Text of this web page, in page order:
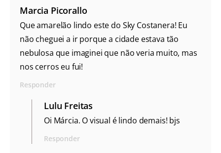
Marcia Picorallo
Que amarelão lindo este do Sky Costanera! Eu
não cheguei a ir porque a cidade estava tão
nebulosa que imaginei que não veria muito, mas
nos cerros eu fui!
Responder
Lulu Freitas
Oi Márcia. O visual é lindo demais! bjs
Responder